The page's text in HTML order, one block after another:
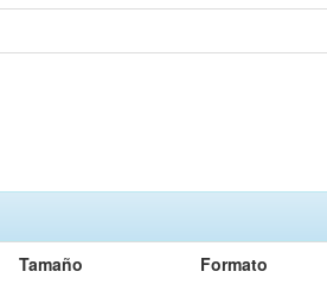
Tamaño
Formato